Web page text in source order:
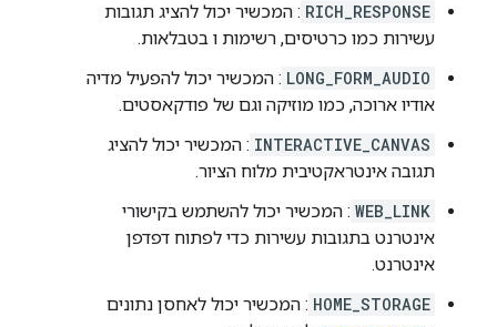
RICH_RESPONSE : המכשיר יכול להציג תגובות
עשירות כמו כרטיסים, רשימות ו בטבלאות.
LONG_FORM_AUDIO : המכשיר יכול להפעיל מדיה
אודיו ארוכה, כמו מוזיקה וגם של פודקאסטים.
INTERACTIVE_CANVAS : המכשיר יכול להציג
תגובה אינטראקטיבית מלוח הציור.
WEB_LINK : המכשיר יכול להשתמש בקישורי
אינטרנט בתגובות עשירות כדי לפתוח דפדפן
אינטרנט.
HOME_STORAGE : המכשיר יכול לאחסן נתונים